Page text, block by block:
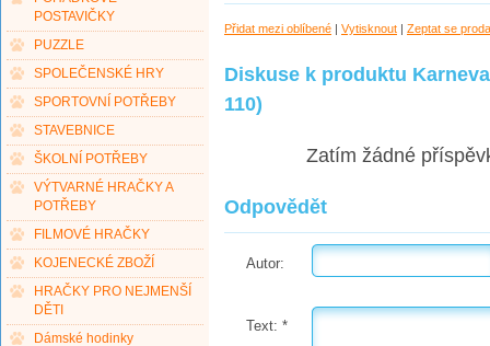
POSTAVIČKY
PUZZLE
SPOLEČENSKÉ HRY
SPORTOVNÍ POTŘEBY
STAVEBNICE
ŠKOLNÍ POTŘEBY
VÝTVARNÉ HRAČKY A
POTŘEBY
FILMOVÉ HRAČKY
KOJENECKÉ ZBOŽÍ
HRAČKY PRO NEJMENŠÍ
DĚTI
Dámské hodinky
Přidat mezi oblíbené | Vytisknout | Zeptat se
Diskuse k produktu
110)
Zatím žádné
Odpovědět
Autor:
Text: *